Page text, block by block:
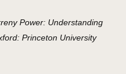
Power: Understanding
Princeton University